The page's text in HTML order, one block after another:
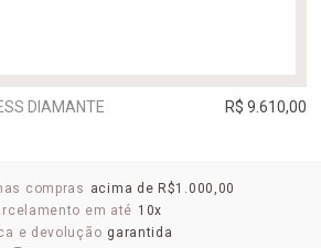
DIAMANTE R$ 9.610,00
compras acima de R$1.000,00
em até 10x
e devolução garantida